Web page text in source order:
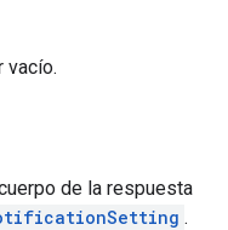
vacío.
de la respuesta
.